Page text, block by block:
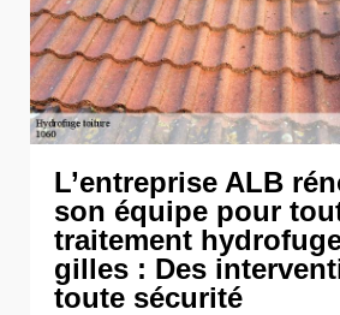
L’entreprise ALB
son équipe pour
traitement
gilles : Des
toute sécurité